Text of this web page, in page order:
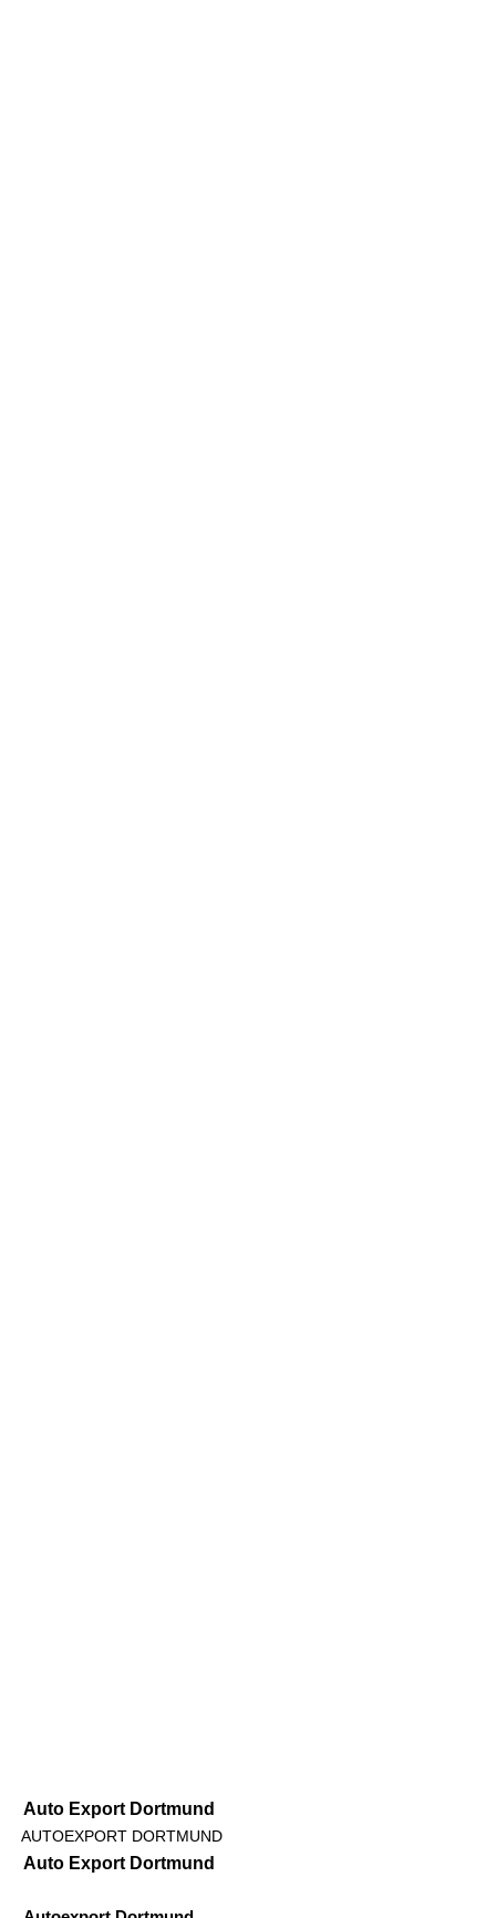
Auto Export Dortmund
AUTOEXPORT DORTMUND
Auto Export Dortmund